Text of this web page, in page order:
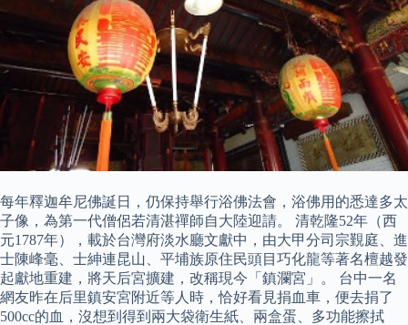
每年釋迦牟尼佛誕日，仍保持舉行浴佛法會，浴佛用的悉達多太
子像，為第一代僧侶若清湛禪師自大陸迎請。 清乾隆52年（西
元1787年），載於台灣府淡水廳文獻中，由大甲分司宗覲庭、進
士陳峰毫、士紳連昆山、平埔族原住民頭目巧化龍等著名檀越發
起獻地重建，將天后宮擴建，改稱現今「鎮瀾宮」。 台中一名
網友昨在后里鎮安宮附近等人時，恰好看見捐血車，便去捐了
500cc的血，沒想到得到兩大袋衛生紙、兩盒蛋、多功能擦拭